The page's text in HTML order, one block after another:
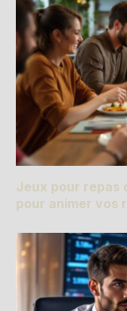
Jeux pour repas
pour animer vos